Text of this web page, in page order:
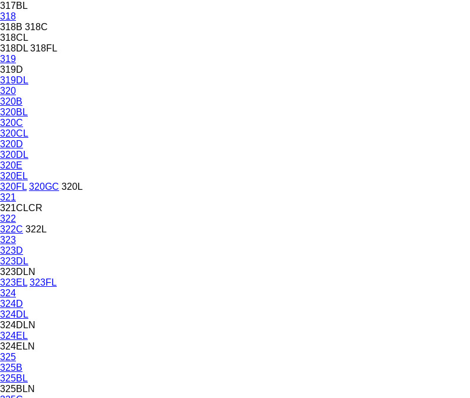
317BL
318
318B 318C
318CL
318DL 318FL
319
319D
319DL
320
320B
320BL
320C
320CL
320D
320DL
320E
320EL
320FL 320GC 320L
321
321CLCR
322
322C 322L
323
323D
323DL
323DLN
323EL 323FL
324
324D
324DL
324DLN
324EL
324ELN
325
325B
325BL
325BLN